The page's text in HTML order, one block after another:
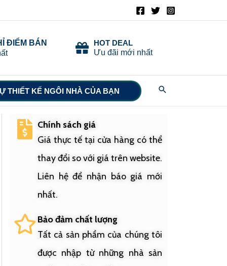
ĐIỂM BÁN
HOT DEAL
Ưu đãi mới nhất
THIẾT KẾ NGÔI NHÀ CỦA BẠN Search
Chính sách giá
Giá thực tế tại cửa hàng có thể
thay đổi so với giá trên website.
Liên hệ để nhận báo giá mới
nhất.
Bảo đảm chất lượng
Tất cả sản phẩm của chúng tôi
được nhập từ những nhà sản